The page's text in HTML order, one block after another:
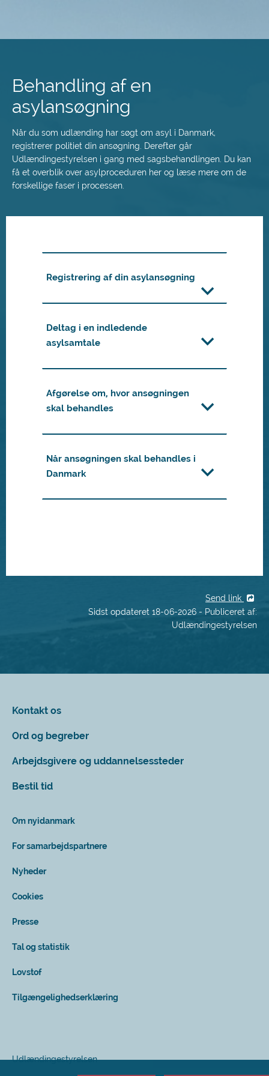
Behandling af en
asylansøgning
Når du som udlænding har søgt om asyl i Danmark,
registrerer politiet din ansøgning. Derefter går
Udlændingestyrelsen i gang med sagsbehandlingen. Du kan
få et overblik over asylproceduren her og læse mere om de
forskellige faser i processen.
Registrering af din asylansøgning
Deltag i en indledende
asylsamtale
Afgørelse om, hvor ansøgningen
skal behandles
Når ansøgningen skal behandles i
Danmark
Send link
Sidst opdateret 18-06-2026 - Publiceret af:
Udlændingestyrelsen
Kontakt os
Ord og begreber
Arbejdsgivere og uddannelsessteder
Bestil tid
Om nyidanmark
For samarbejdspartnere
Nyheder
Cookies
Presse
Tal og statistik
Lovstof
Tilgængelighedserklæring
Udlændingestyrelsen